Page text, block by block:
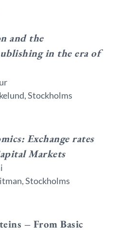
and the
in the era of
Stockholms
Exchange rates
Markets
Stockholms
– From Basic